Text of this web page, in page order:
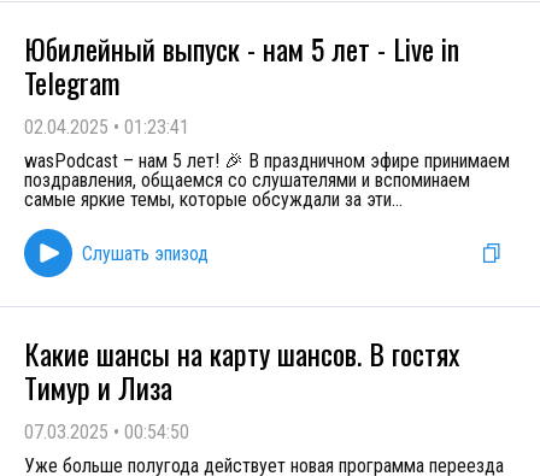
Юбилейный выпуск - нам 5 лет - Live in
Telegram
02.04.2025 • 01:23:41
wasPodcast – нам 5 лет! 🎉 В праздничном эфире принимаем
поздравления, общаемся со слушателями и вспоминаем
самые яркие темы, которые обсуждали за эти...
Слушать эпизод
Какие шансы на карту шансов. В гостях
Тимур и Лиза
07.03.2025 • 00:54:50
Уже больше полугода действует новая программа переезда